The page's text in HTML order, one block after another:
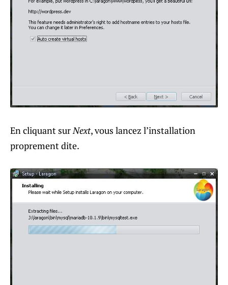
En cliquant sur Next, vous lancez l’installation
proprement dite.